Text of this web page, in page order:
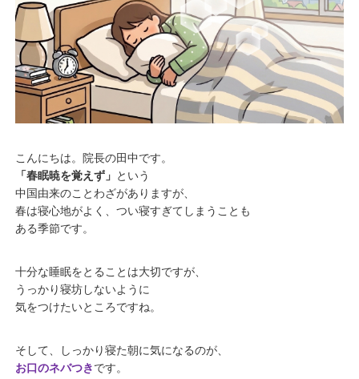
こんにちは。院長の田中です。
「春眠暁を覚えず」 という
中国由来のことわざがありますが、
春は寝心地がよく、つい寝すぎてしまうことも
ある季節です。
十分な睡眠をとることは大切ですが、
うっかり寝坊しないように
気をつけたいところですね。
そして、しっかり寝た朝に気になるのが、
お口のネバつきです。